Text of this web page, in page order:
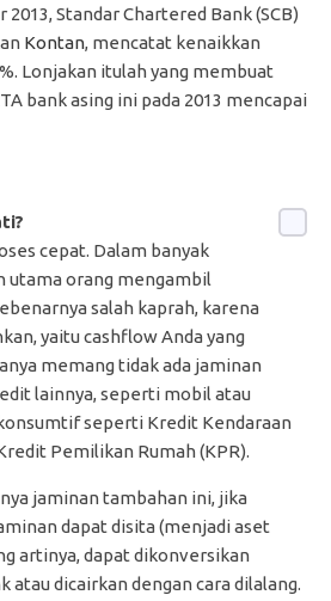
2013, Standar Chartered Bank (SCB)
Kontan, mencatat kenaikkan
Lonjakan itulah yang membuat
bank asing ini pada 2013 mencapai
cepat. Dalam banyak
utama orang mengambil
salah kaprah, karena
yaitu cashflow Anda yang
memang tidak ada jaminan
lainnya, seperti mobil atau
seperti Kredit Kendaraan
Pemilikan Rumah (KPR).
jaminan tambahan ini, jika
dapat disita (menjadi aset
artinya, dapat dikonversikan
atau dicairkan dengan cara dilalang.